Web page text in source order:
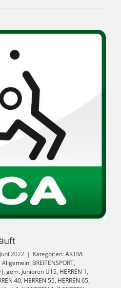
2022 | Kategorien:AKTIVE
Allgemein, BREITENSPORT,
, gem. Junioren U15, HERREN 1,
40, HERREN 55, HERREN 65,